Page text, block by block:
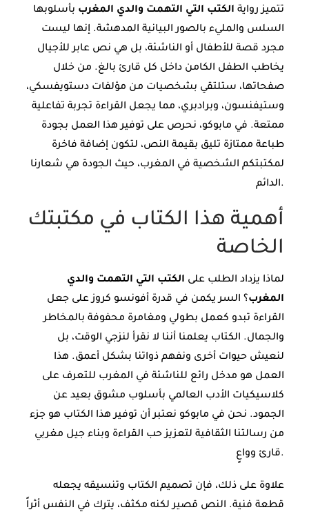
تتميز رواية الكتب التي التهمت والدي المغرب بأسلوبها
السلس والمليء بالصور البيانية المدهشة. إنها ليست
مجرد قصة للأطفال أو الناشئة، بل هي نص عابر للأجيال
يخاطب الطفل الكامن داخل كل قارئ بالغ. من خلال
صفحاتها، ستلتقي بشخصيات من مؤلفات دستويفسكي،
وستيفنسون، وبرادبري، مما يجعل القراءة تجربة تفاعلية
ممتعة. في مابوكو، نحرص على توفير هذا العمل بجودة
طباعة ممتازة تليق بقيمة النص، لتكون إضافة فاخرة
لمكتبتكم الشخصية في المغرب، حيث الجودة هي شعارنا
الدائم.
أهمية هذا الكتاب في مكتبتك
الخاصة
لماذا يزداد الطلب على الكتب التي التهمت والدي
المغرب؟ السر يكمن في قدرة أفونسو كروز على جعل
القراءة تبدو كعمل بطولي ومغامرة محفوفة بالمخاطر
والجمال. الكتاب يعلمنا أننا لا نقرأ لنزجي الوقت، بل
لنعيش حيوات أخرى ونفهم ذواتنا بشكل أعمق. هذا
العمل هو مدخل رائع للناشئة في المغرب للتعرف على
كلاسيكيات الأدب العالمي بأسلوب مشوق بعيد عن
الجمود. نحن في مابوكو نعتبر أن توفير هذا الكتاب هو جزء
من رسالتنا الثقافية لتعزيز حب القراءة وبناء جيل مغربي
قارئ وواعٍ.
علاوة على ذلك، فإن تصميم الكتاب وتنسيقه يجعله
قطعة فنية. النص قصير لكنه مكثف، يترك في النفس أثراً